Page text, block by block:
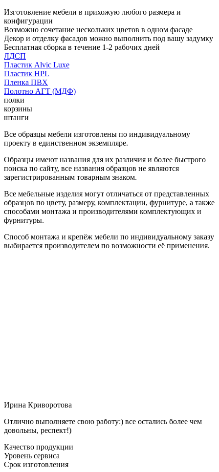
Изготовление мебели в прихожую любого размера и
конфигурации
Возможно сочетание нескольких цветов в одном фасаде
Декор и отделку фасадов можно выполнить под вашу задумку
Бесплатная сборка в течение 1-2 рабочих дней
ЛДСП
Пластик Alvic Luxe
Пластик HPL
Пленка ПВХ
Полотно АГТ (МДФ)
полки
корзины
штанги
Все образцы мебели изготовлены по индивидуальному
проекту в единственном экземпляре.
Образцы имеют названия для их различия и более быстрого
поиска по сайту, все названия образцов не являются
зарегистрированным товарным знаком.
Все мебельные изделия могут отличаться от представленных
образцов по цвету, размеру, комплектации, фурнитуре, а также
способами монтажа и производителями комплектующих и
фурнитуры.
Способ монтажа и крепёж мебели по индивидуальному заказу
выбирается производителем по возможности её применения.
Ирина Криворотова
Отлично выполняете свою работу:) все остались более чем
довольны, респект!)
Качество продукции
Уровень сервиса
Срок изготовления